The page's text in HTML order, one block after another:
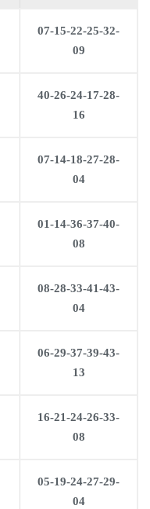
07-15-22-25-32-
09
40-26-24-17-28-
16
07-14-18-27-28-
04
01-14-36-37-40-
08
08-28-33-41-43-
04
06-29-37-39-43-
13
16-21-24-26-33-
08
05-19-24-27-29-
04